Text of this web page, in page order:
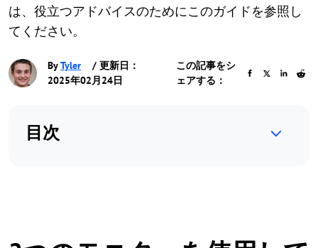
は、役立つアドバイスのためにこのガイドを参照し
てください。
ByTyler
/ 更新日：
2025年02月24日
この記事をシ
ェアする：
目次